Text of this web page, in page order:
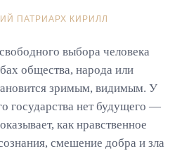
ПАТРИАРХ КИРИЛЛ
выбора человека
общества, народа или
зримым, видимым. У
государства нет будущего —
как нравственное
смешение добра и зла